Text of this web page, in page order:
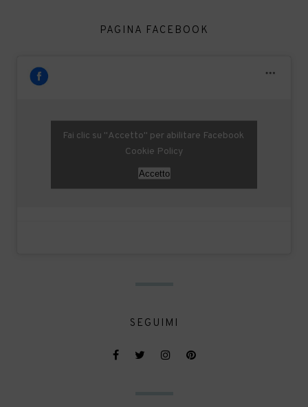
PAGINA FACEBOOK
Fai clic su "Accetto" per abilitare Facebook
Cookie Policy
Accetto
SEGUIMI